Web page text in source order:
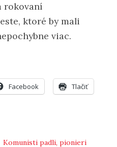
rokovaní
ktoré by mali
viac.
Facebook Tlačiť
Komunisti padli, pionieri